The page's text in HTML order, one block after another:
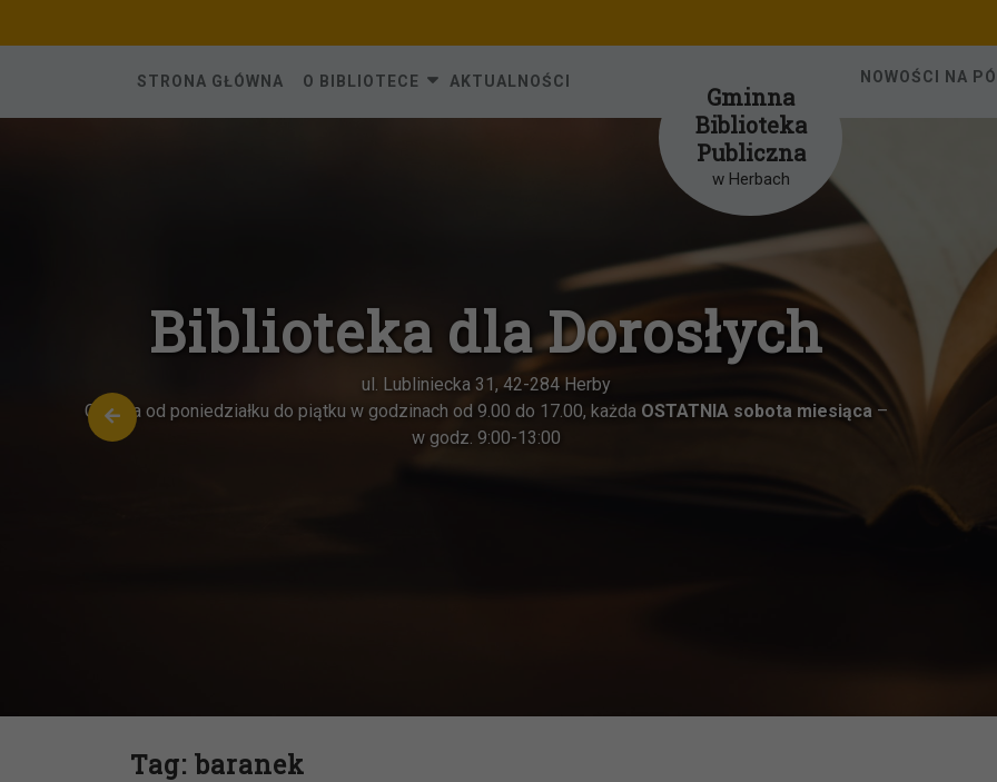
STRONA GŁÓWNA O BIBLIOTECE AKTUALNOŚCI
Gminna
Biblioteka
Publiczna
w Herbach
NOWOŚCI NA
Biblioteka dla Dorosłych
ul. Lubliniecka 31, 42-284 Herby
od poniedziałku do piątku w godzinach od 9.00 do 17.00, każdaOSTATNIA sobota miesiąca–
w godz. 9:00-13:00
Tag: baranek